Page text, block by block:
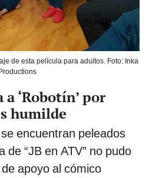
de esta película para adultos. Foto: Inka
‘Robotín’ por
humilde
se encuentran peleados
de “JB en ATV” no pudo
apoyo al cómico